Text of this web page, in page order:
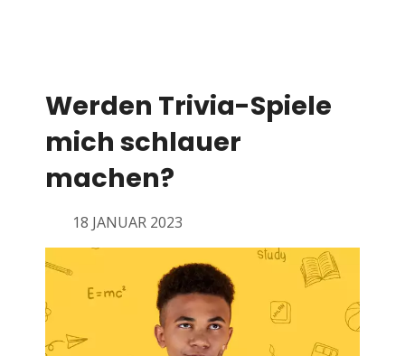
Werden Trivia-Spiele
mich schlauer
machen?
18 JANUAR 2023